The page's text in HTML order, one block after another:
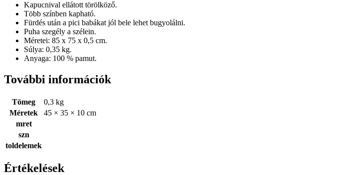
Kapucnival ellátott törölköző.
Több színben kapható.
Fürdés után a pici babákat jól bele lehet bugyolálni.
Puha szegély a szélein.
Méretei: 85 x 75 x 0,5 cm.
Súlya: 0,35 kg.
Anyaga: 100 % pamut.
További információk
Tömeg
0,3 kg
Méretek
45 × 35 × 10 cm
mret
szn
toldelemek
Értékelések